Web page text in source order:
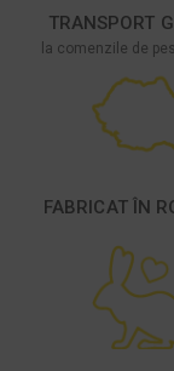
TRANSPORT
la comenzile de
FABRICAT ÎN